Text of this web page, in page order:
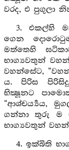
වරද, එ පුගුලා
3. එකල්හි
ගෙන
මත්තෙහි
භාග්‍යවතුන්
වහන්සේට,
ය. පිරිස
භික්‍ෂූනට
“ආශ්චර්‍ය්‍යය,
ගන්නා තුරු ම
භාග්‍යවතුන්
4. ඉක්බිති